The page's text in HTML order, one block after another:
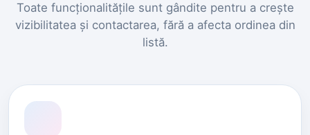
Toate funcționalitățile sunt gândite pentru a crește
vizibilitatea și contactarea, fără a afecta ordinea din
listă.